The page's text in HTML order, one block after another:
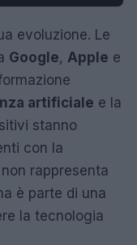
evoluzione. Le
Google, Apple e
artificiale e la
stanno
con la
rappresenta
è parte di una
la tecnologia